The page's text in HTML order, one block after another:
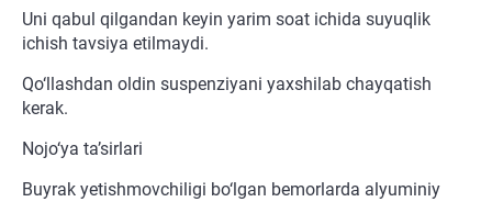
Uni qabul qilgandan keyin yarim soat ichida suyuqlik
ichish tavsiya etilmaydi.
Qo‘llashdan oldin suspenziyani yaxshilab chayqatish
kerak.
Nojo‘ya ta’sirlari
Buyrak yetishmovchiligi bo‘lgan bemorlarda alyuminiy